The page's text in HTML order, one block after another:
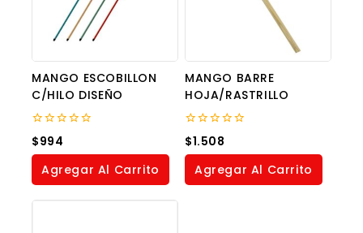
MANGO ESCOBILLON
C/HILO DISEÑO
0
out
of
$994
Agregar Al Carrito
MANGO BARRE
HOJA/RASTRILLO
0
out
of
$1.508
Agregar Al Carrito